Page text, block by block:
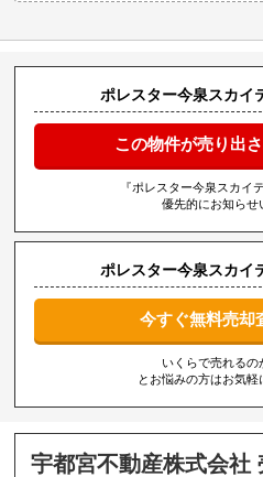
ポレスター今泉スカイ
この物件が売り出
『ポレスター今泉スカイ
優先的にお知らせ
ポレスター今泉スカイ
今すぐ無料売却
いくらで売れるの
とお悩みの方はお気軽
宇都宮不動産株式会社